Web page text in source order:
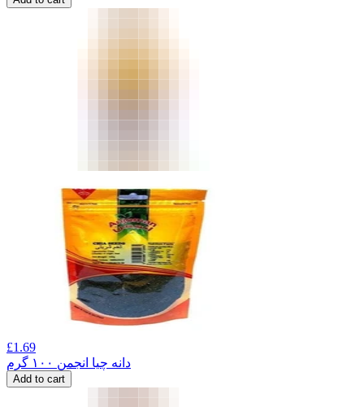
£1.69
دانه چیا انجمن ۱۰۰ گرم
Add to cart